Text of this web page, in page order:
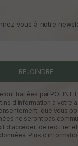
vous à notre
REJOINDRE
traitées par POLIN ET
d'information à votre
que vous
ne seront pas
d'accéder, de rectifier
données. Plus